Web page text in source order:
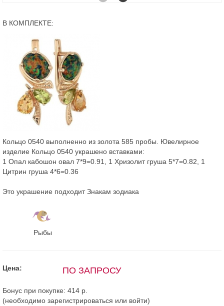
В КОМПЛЕКТЕ:
Кольцо 0540 выполненно из золота 585 пробы. Ювелирное
изделие Кольцо 0540 украшено вставками:
1 Опал кабошон овал 7*9=0.91, 1 Хризолит груша 5*7=0.82, 1
Цитрин груша 4*6=0.36
Это украшение подходит Знакам зодиака
Рыбы
Цена: ПО ЗАПРОСУ
Бонус при покупке: 414 р.
(необходимо зарегистрироваться или войти)